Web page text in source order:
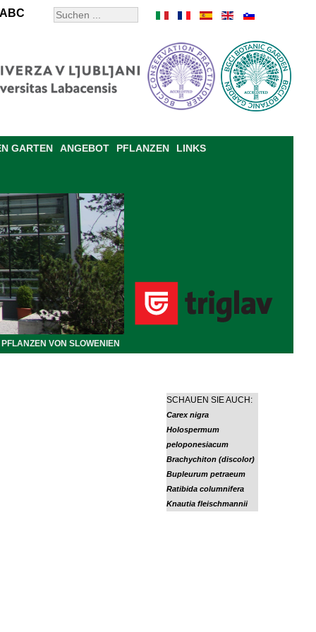
ABC
GARTEN ANGEBOT PFLANZEN LINKS
PFLANZEN VON SLOWENIEN
SCHAUEN SIE AUCH:
Carex nigra
Holospermum
peloponesiacum
Brachychiton (discolor)
Bupleurum petraeum
Ratibida columnifera
Knautia fleischmannii